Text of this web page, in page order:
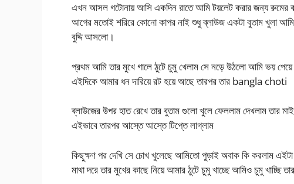
এখন আসল গটোনায় আসি একদিন রাতে আমি টয়লেট করার জন্য রুমের
আগের মতোই শরিরে কোনো কাপর নাই শুধু ব্লাউজ একটা বুতাম খুলা
বুদ্দি আসলো।
প্রথম আমি তার মুখে গালে ঠুটে চুমু খেলাম সে নড়ে উঠলো আমি ভয়
এইদিকে আমার ধন দারিয়ে রট হয়ে আছে তারপর তার bangla choti
ব্লাউজের উপর হাত রেখে তার বুতাম গুলো খুলে ফেললাম দেখলাম তার
এইভাবে তারপর আস্তে আস্তে টিপ্তে লাগ্লাম
কিছুক্ষণ পর দেখি সে চোখ খুলেছে আমিতো পুড়াই অবাক কি করলাম
মাথা দরে তার মুখের কাছে নিয়ে আমার ঠুটে চুমু খাচ্ছে আমিও চুমু